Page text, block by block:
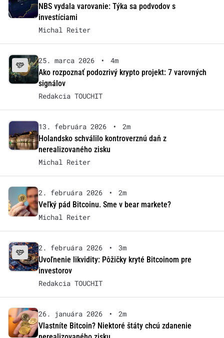
NBS vydala varovanie: Týka sa podvodov s
investíciami
Michal Reiter
25. marca 2026 •
4m
Ako rozpoznať podozrivý krypto projekt: 7 varovných
signálov
Redakcia TOUCHIT
13. februára 2026 •
2m
Holandsko schválilo kontroverznú daň z
nerealizovaného zisku
Michal Reiter
2. februára 2026 •
2m
Veľký pád Bitcoinu. Sme v bear markete?
Michal Reiter
2. februára 2026 •
3m
Uvoľnenie likvidity: Pôžičky kryté Bitcoinom pre
investorov
Redakcia TOUCHIT
26. januára 2026 •
2m
Vlastníte Bitcoin? Niektoré štáty chcú zdanenie